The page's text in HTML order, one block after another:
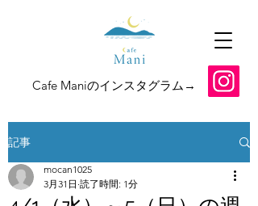
​Cafe Maniのインスタグラム→
記事
mocan1025
3月31日 読了時間: 1分